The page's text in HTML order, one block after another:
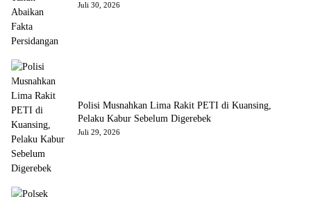
Juli 30, 2026
Polisi Musnahkan Lima Rakit PETI di Kuansing,
Pelaku Kabur Sebelum Digerebek
Juli 29, 2026